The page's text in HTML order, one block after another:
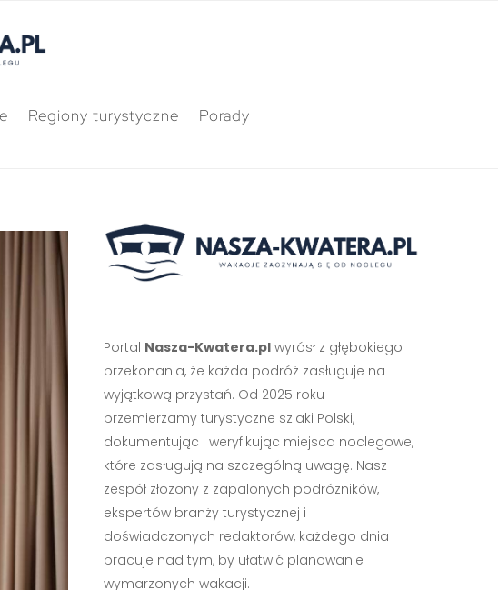
Regiony turystyczne Porady
Portal Nasza-Kwatera.plwyrósł z głębokiego
przekonania, że każda podróż zasługuje na
wyjątkową przystań. Od 2025 roku
przemierzamy turystyczne szlaki Polski,
dokumentując i weryfikując miejsca noclegowe,
które zasługują na szczególną uwagę. Nasz
zespół złożony z zapalonych podróżników,
ekspertów branży turystycznej i
doświadczonych redaktorów, każdego dnia
pracuje nad tym, by ułatwić planowanie
wymarzonych wakacji.